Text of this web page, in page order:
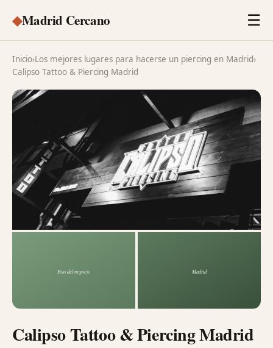
◆Madrid Cercano ☰
Inicio›Los mejores lugares para hacerse un piercing en Madrid›
Calipso Tattoo & Piercing Madrid
Calipso Tattoo & Piercing Madrid